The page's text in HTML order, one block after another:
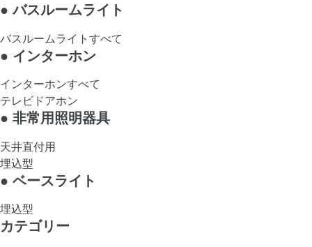
●バスルームライト
バスルームライトすべて
● インターホン
インターホンすべて
テレビドアホン
● 非常用照明器具
天井直付用
埋込型
● ベースライト
埋込型
カテゴリー